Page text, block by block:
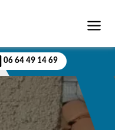
06 64 49 14 69